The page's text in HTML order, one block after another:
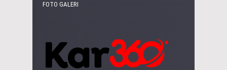
FOTO GALERI